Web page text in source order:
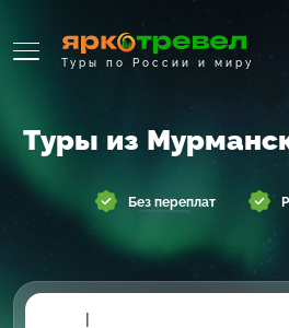
Туры по России и миру
Туры из
Без переплат
|